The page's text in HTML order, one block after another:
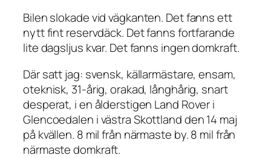
Bilen slokade vid vägkanten. Det fanns ett
nytt fint reservdäck. Det fanns fortfarande
lite dagsljus kvar. Det fanns ingen domkraft.
Där satt jag: svensk, källarmästare, ensam,
oteknisk, 31-årig, orakad, långhårig, snart
desperat, i en ålderstigen Land Rover i
Glencoedalen i västra Skottland den 14 maj
på kvällen. 8 mil från närmaste by. 8 mil från
närmaste domkraft.